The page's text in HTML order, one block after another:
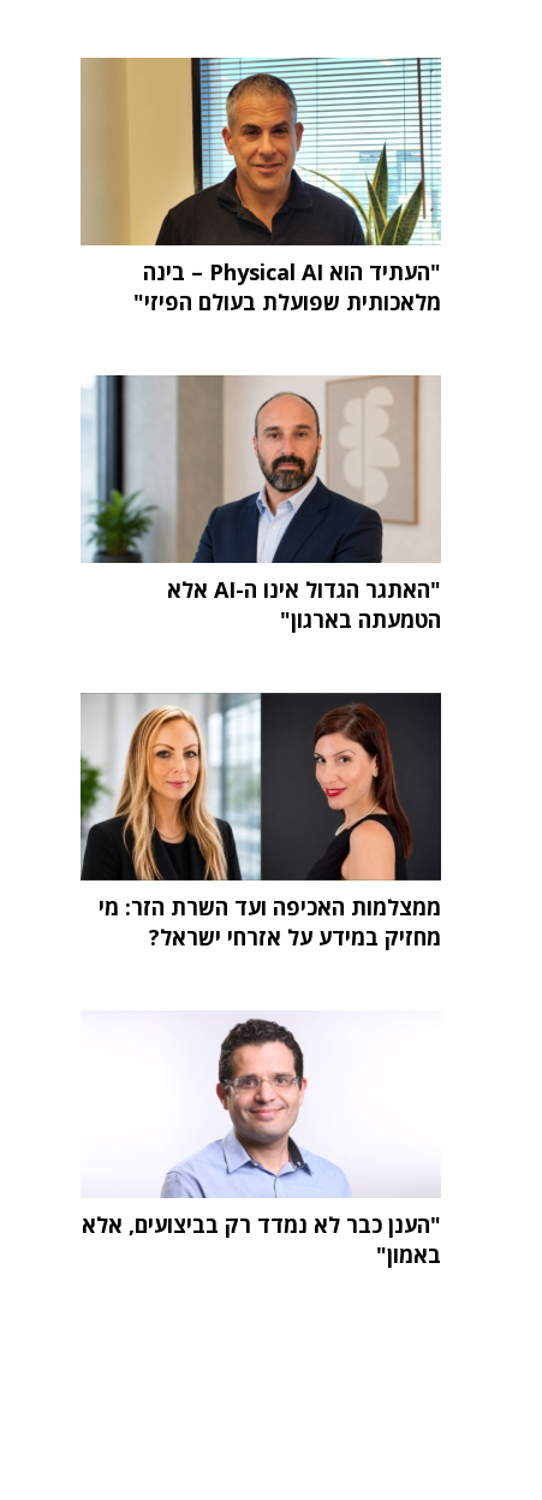
"העתיד הוא Physical AI – בינה
מלאכותית שפועלת בעולם הפיזי"
"האתגר הגדול אינו ה-AI אלא
הטמעתה בארגון"
ממצלמות האכיפה ועד השרת הזר: מי
מחזיק במידע על אזרחי ישראל?
"הענן כבר לא נמדד רק בביצועים, אלא
באמון"